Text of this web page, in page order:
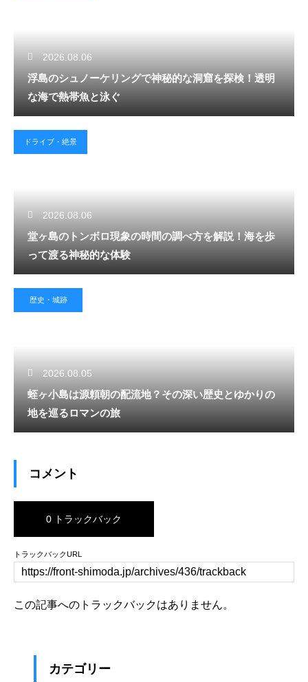
2026.08.06
浮島のシュノーケリングで神秘的な洞窟を探検！透明
な海で熱帯魚と泳ぐ
ドライブ・絶景
2026.08.06
堂ヶ島のトンボロ現象の時間の調べ方を解説！海を歩
って渡る神秘的な体験
歴史・城跡
2026.08.05
蛭ヶ小島は源頼朝の配流地？その深い歴史とゆかりの
地を巡るロマンの旅
コメント
0 トラックバック
トラックバックURL
この記事へのトラックバックはありません。
カテゴリー